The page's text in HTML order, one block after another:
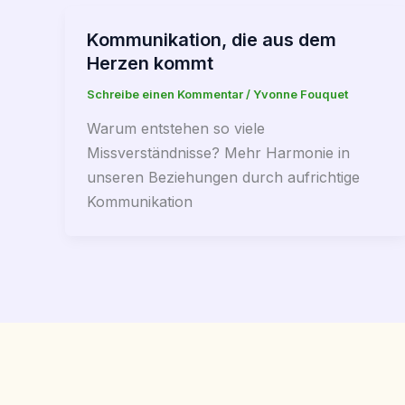
Kommunikation, die aus dem
Herzen kommt
Schreibe einen Kommentar /Yvonne Fouquet
Warum entstehen so viele
Missverständnisse? Mehr Harmonie in
unseren Beziehungen durch aufrichtige
Kommunikation